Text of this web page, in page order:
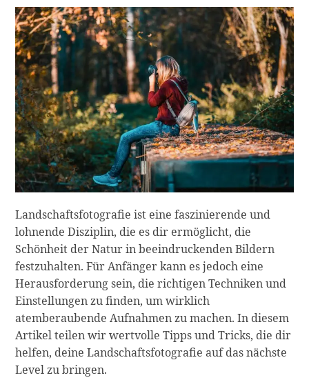
Landschaftsfotografie ist eine faszinierende und
lohnende Disziplin, die es dir ermöglicht, die
Schönheit der Natur in beeindruckenden Bildern
festzuhalten. Für Anfänger kann es jedoch eine
Herausforderung sein, die richtigen Techniken und
Einstellungen zu finden, um wirklich
atemberaubende Aufnahmen zu machen. In diesem
Artikel teilen wir wertvolle Tipps und Tricks, die dir
helfen, deine Landschaftsfotografie auf das nächste
Level zu bringen.